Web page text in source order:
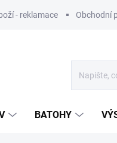
- reklamace Obchodní
BATOHY